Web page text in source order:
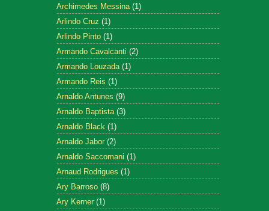
Archimedes Messina (1)
Arlindo Cruz (1)
Arlindo Pinto (1)
Armando Cavalcanti (2)
Armando Louzada (1)
Armando Reis (1)
Arnaldo Antunes (9)
Arnaldo Baptista (3)
Arnaldo Black (1)
Arnaldo Jabor (2)
Arnaldo Saccomani (1)
Arnaud Rodrigues (1)
Ary Barroso (8)
Ary Kerner (1)